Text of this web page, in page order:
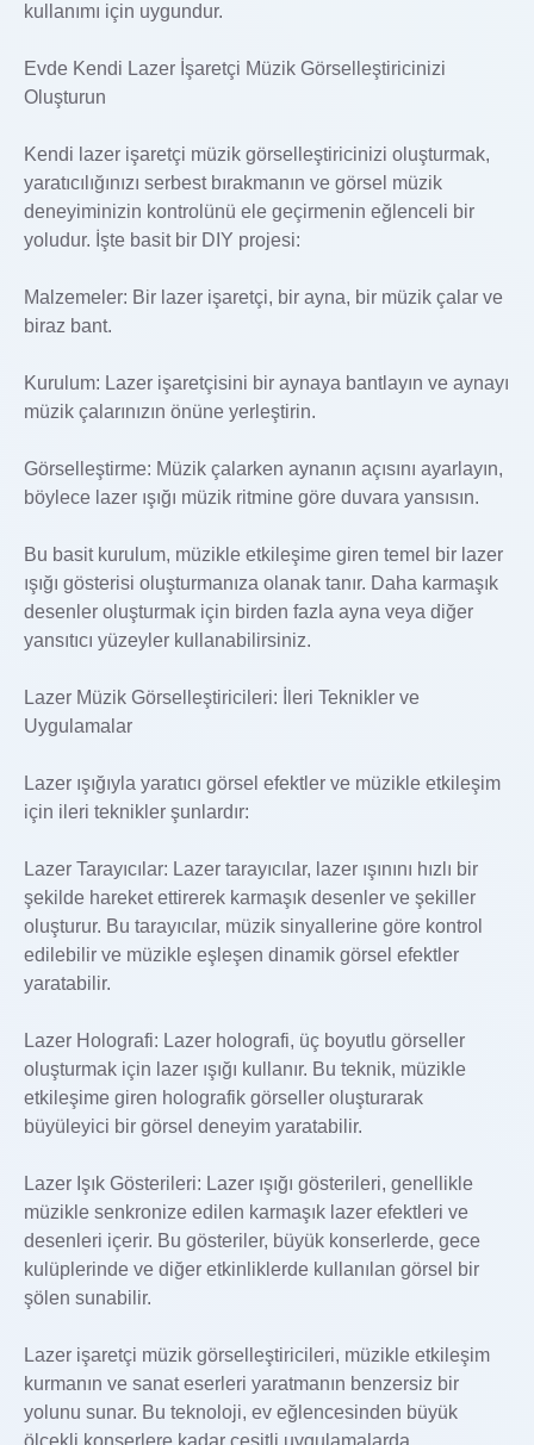
kullanımı için uygundur.
Evde Kendi Lazer İşaretçi Müzik Görselleştiricinizi
Oluşturun
Kendi lazer işaretçi müzik görselleştiricinizi oluşturmak,
yaratıcılığınızı serbest bırakmanın ve görsel müzik
deneyiminizin kontrolünü ele geçirmenin eğlenceli bir
yoludur. İşte basit bir DIY projesi:
Malzemeler: Bir lazer işaretçi, bir ayna, bir müzik çalar ve
biraz bant.
Kurulum: Lazer işaretçisini bir aynaya bantlayın ve aynayı
müzik çalarınızın önüne yerleştirin.
Görselleştirme: Müzik çalarken aynanın açısını ayarlayın,
böylece lazer ışığı müzik ritmine göre duvara yansısın.
Bu basit kurulum, müzikle etkileşime giren temel bir lazer
ışığı gösterisi oluşturmanıza olanak tanır. Daha karmaşık
desenler oluşturmak için birden fazla ayna veya diğer
yansıtıcı yüzeyler kullanabilirsiniz.
Lazer Müzik Görselleştiricileri: İleri Teknikler ve
Uygulamalar
Lazer ışığıyla yaratıcı görsel efektler ve müzikle etkileşim
için ileri teknikler şunlardır:
Lazer Tarayıcılar: Lazer tarayıcılar, lazer ışınını hızlı bir
şekilde hareket ettirerek karmaşık desenler ve şekiller
oluşturur. Bu tarayıcılar, müzik sinyallerine göre kontrol
edilebilir ve müzikle eşleşen dinamik görsel efektler
yaratabilir.
Lazer Holografi: Lazer holografi, üç boyutlu görseller
oluşturmak için lazer ışığı kullanır. Bu teknik, müzikle
etkileşime giren holografik görseller oluşturarak
büyüleyici bir görsel deneyim yaratabilir.
Lazer Işık Gösterileri: Lazer ışığı gösterileri, genellikle
müzikle senkronize edilen karmaşık lazer efektleri ve
desenleri içerir. Bu gösteriler, büyük konserlerde, gece
kulüplerinde ve diğer etkinliklerde kullanılan görsel bir
şölen sunabilir.
Lazer işaretçi müzik görselleştiricileri, müzikle etkileşim
kurmanın ve sanat eserleri yaratmanın benzersiz bir
yolunu sunar. Bu teknoloji, ev eğlencesinden büyük
ölçekli konserlere kadar çeşitli uygulamalarda